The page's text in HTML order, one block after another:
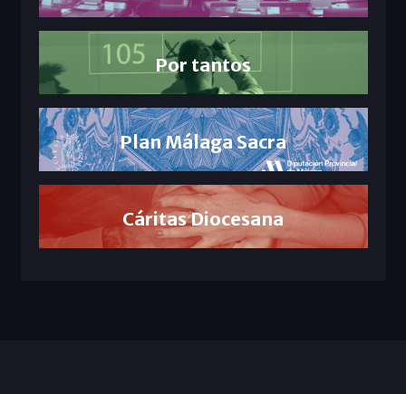
Por tantos
Plan Málaga Sacra
Cáritas Diocesana